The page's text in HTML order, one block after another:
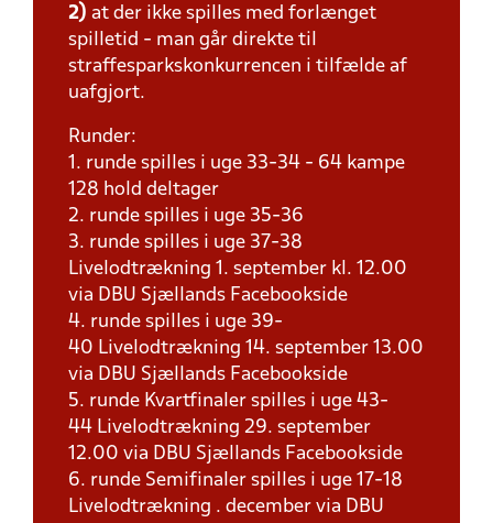
2) at der ikke spilles med forlænget
spilletid - man går direkte til
straffesparkskonkurrencen i tilfælde af
uafgjort.
Runder:
1. runde spilles i uge 33-34 - 64 kampe
128 hold deltager
2. runde spilles i uge 35-36
3. runde spilles i uge 37-38
Livelodtrækning 1. september kl. 12.00
via DBU Sjællands Facebookside
4. runde spilles i uge 39-
40 Livelodtrækning 14. september 13.00
via DBU Sjællands Facebookside
5. runde Kvartfinaler spilles i uge 43-
44 Livelodtrækning 29. september
12.00 via DBU Sjællands Facebookside
6. runde Semifinaler spilles i uge 17-18
Livelodtrækning . december via DBU